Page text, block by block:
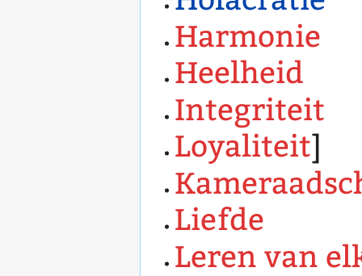
Harmonie
Heelheid
Integriteit
Loyaliteit]
Liefde
Leren van